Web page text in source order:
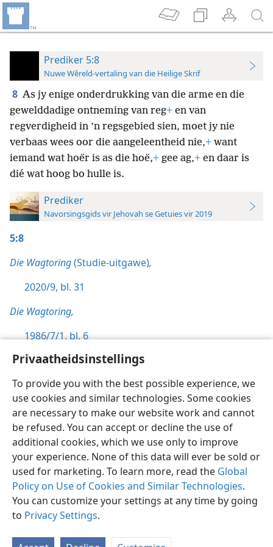
Privaatheidsinstellings
To provide you with the best possible experience, we
use cookies and similar technologies. Some cookies
are necessary to make our website work and cannot
be refused. You can accept or decline the use of
additional cookies, which we use only to improve
your experience. None of this data will ever be sold or
used for marketing. To learn more, read the Global
Policy on Use of Cookies and Similar Technologies.
You can customize your settings at any time by going
to Privacy Settings.
Prediker 5:8
Nuwe Wêreld-vertaling van die Heilige Skrif
8 As jy enige onderdrukking van die arme en die
gewelddadige ontneming van reg+ en van
regverdigheid in ’n regsgebied sien, moet jy nie
verbaas wees oor die aangeleentheid nie,+ want
iemand wat hoër is as die hoë,+ gee ag,+ en daar is
dié wat hoog bo hulle is.
Prediker
Navorsingsgids vir Jehovah se Getuies vir 2019
5:8
Die Wagtoring(Studie-uitgawe),
2020/9, bl. 31
Die Wagtoring,
1986/7/1, bl. 6
Afrikaans Voorkeure
Copyright© 2026 Watch Tower Bible and Tract Society of Pennsylvania
Gebruiksvoorwaardes Privaatheidsbeleid
Privaatheidsinstellings
Meld aan